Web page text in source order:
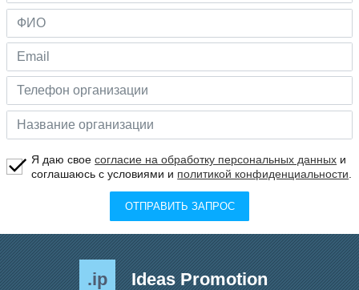
Я даю своесогласие на обработку персональных данных и
соглашаюсь с условиями и политикой конфиденциальности
ОТПРАВИТЬ ЗАПРОС
.ip Ideas Promotion